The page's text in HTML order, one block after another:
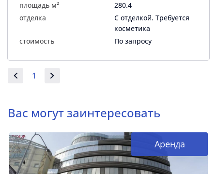
площадь м²
280.4
отделка
С отделкой. Требуется
косметика
стоимость
По запросу
1
Вас могут заинтересовать
Аренда